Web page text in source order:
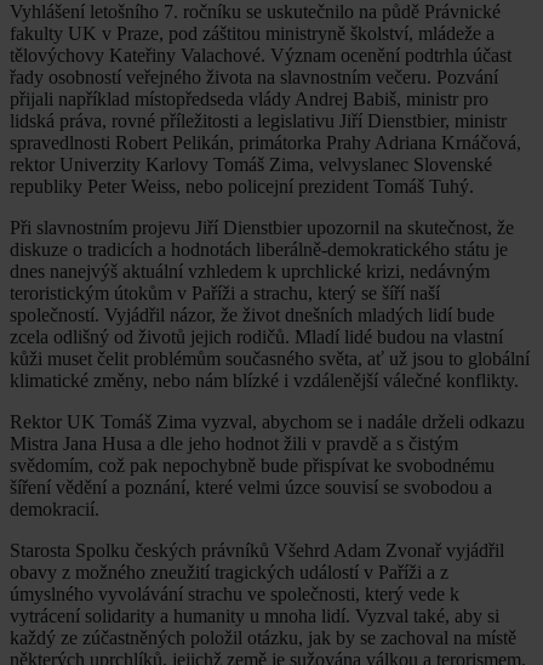
Vyhlášení letošního 7. ročníku se uskutečnilo na půdě Právnické
fakulty UK v Praze, pod záštitou ministryně školství, mládeže a
tělovýchovy Kateřiny Valachové. Význam ocenění podtrhla účast
řady osobností veřejného života na slavnostním večeru. Pozvání
přijali například místopředseda vlády Andrej Babiš, ministr pro
lidská práva, rovné příležitosti a legislativu Jiří Dienstbier, ministr
spravedlnosti Robert Pelikán, primátorka Prahy Adriana Krnáčová,
rektor Univerzity Karlovy Tomáš Zima, velvyslanec Slovenské
republiky Peter Weiss, nebo policejní prezident Tomáš Tuhý.
Při slavnostním projevu Jiří Dienstbier upozornil na skutečnost, že
diskuze o tradicích a hodnotách liberálně-demokratického státu je
dnes nanejvýš aktuální vzhledem k uprchlické krizi, nedávným
teroristickým útokům v Paříži a strachu, který se šíří naší
společností. Vyjádřil názor, že život dnešních mladých lidí bude
zcela odlišný od životů jejich rodičů. Mladí lidé budou na vlastní
kůži muset čelit problémům současného světa, ať už jsou to globální
klimatické změny, nebo nám blízké i vzdálenější válečné konflikty.
Rektor UK Tomáš Zima vyzval, abychom se i nadále drželi odkazu
Mistra Jana Husa a dle jeho hodnot žili v pravdě a s čistým
svědomím, což pak nepochybně bude přispívat ke svobodnému
šíření vědění a poznání, které velmi úzce souvisí se svobodou a
demokracií.
Starosta Spolku českých právníků Všehrd Adam Zvonař vyjádřil
obavy z možného zneužití tragických událostí v Paříži a z
úmyslného vyvolávání strachu ve společnosti, který vede k
vytrácení solidarity a humanity u mnoha lidí. Vyzval také, aby si
každý ze zúčastněných položil otázku, jak by se zachoval na místě
některých uprchlíků, jejichž země je sužována válkou a terorismem.